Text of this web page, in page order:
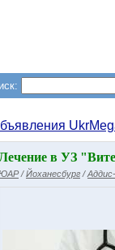
в УЗ
/Йоханесбург /